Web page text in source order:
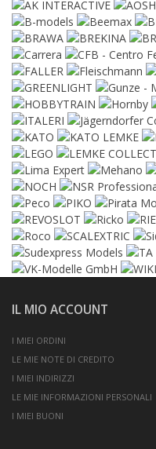
IL MIO ACCOUNT
I MIEI ORDINI
LE MIE NOTE DI CREDITO
I MIEI INDIRIZZI
LE MIE INFORMAZIONI PERSONALI
I MIEI BUONI